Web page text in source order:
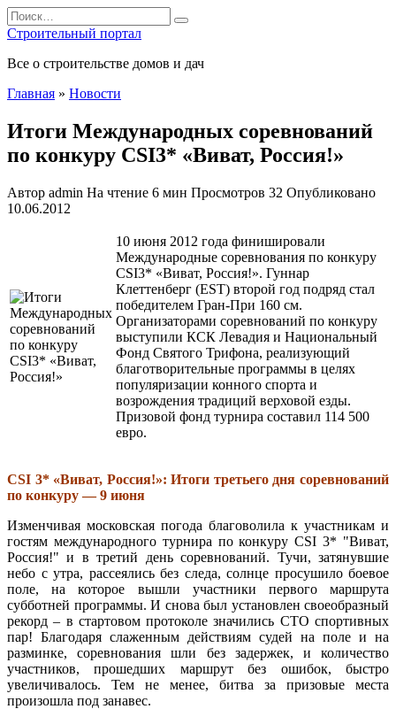
Перейти
к
содержанию
Search
for:
Строительный портал
Все о строительстве домов и дач
Главная » Новости
Итоги Международных соревнований
по конкуру CSI3* «Виват, Россия!»
Автор admin На чтение 6 мин Просмотров 32 Опубликовано
10.06.2012
10 июня 2012 года финишировали
Международные соревнования по конкуру
CSI3* «Виват, Россия!». Гуннар
Клеттенберг (EST) второй год подряд стал
победителем Гран-При 160 см.
Организаторами соревнований по конкуру
выступили КСК Левадия и Национальный
Фонд Святого Трифона, реализующий
благотворительные программы в целях
популяризации конного спорта и
возрождения традиций верховой езды.
Призовой фонд турнира составил 114 500
евро.
CSI 3* «Виват, Россия!»: Итоги третьего дня соревнований
по конкуру — 9 июня
Изменчивая московская погода благоволила к участникам и
гостям международного турнира по конкуру CSI 3* "Виват,
Россия!" и в третий день соревнований. Тучи, затянувшие
небо с утра, рассеялись без следа, солнце просушило боевое
поле, на которое вышли участники первого маршрута
субботней программы. И снова был установлен своеобразный
рекорд – в стартовом протоколе значились СТО спортивных
пар! Благодаря слаженным действиям судей на поле и на
разминке, соревнования шли без задержек, и количество
участников, прошедших маршрут без ошибок, быстро
увеличивалось. Тем не менее, битва за призовые места
произошла под занавес.